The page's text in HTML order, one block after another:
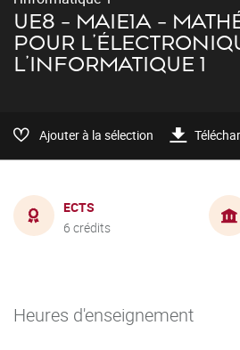
UE8 - MAIE1A -
POUR
L'INFORMATIQUE 1
Ajouter à la sélection
ECTS
6 crédits
Heures d'enseignement